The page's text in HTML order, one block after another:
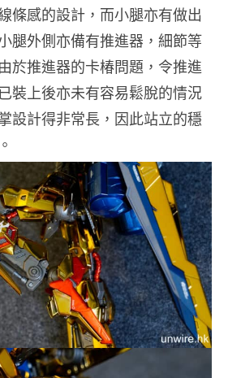
條感的設計，而小腿亦有做出
腿外側亦備有推進器，細節等
於推進器的卡椿問題，令推進
裝上後亦未有容易鬆脫的情況
設計得非常長，因此站立的穩